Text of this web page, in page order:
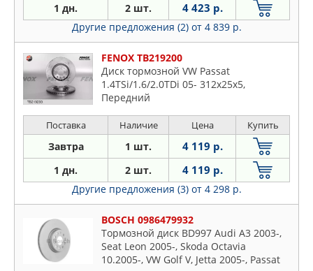
1 дн. 2 шт. 4 423 р.
Другие предложения (2) от 4 839 р.
FENOX TB219200
Диск тормозной VW Passat
1.4TSi/1.6/2.0TDi 05- 312x25x5,
Передний
Поставка Наличие Цена Купить
Завтра 1 шт. 4 119 р.
1 дн. 2 шт. 4 119 р.
Другие предложения (3) от 4 298 р.
BOSCH 0986479932
Тормозной диск BD997 Audi A3 2003-,
Seat Leon 2005-, Skoda Octavia
10.2005-, VW Golf V, Jetta 2005-, Passat